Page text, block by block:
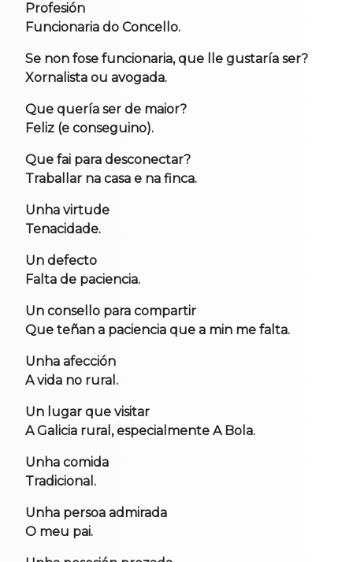
Profesión
Funcionaria do Concello.
Se non fose funcionaria, que lle gustaría ser?
Xornalista ou avogada.
Que quería ser de maior?
Feliz (e conseguino).
Que fai para desconectar?
Traballar na casa e na finca.
Unha virtude
Tenacidade.
Un defecto
Falta de paciencia.
Un consello para compartir
Que teñan a paciencia que a min me falta.
Unha afección
A vida no rural.
Un lugar que visitar
A Galicia rural, especialmente A Bola.
Unha comida
Tradicional.
Unha persoa admirada
O meu pai.